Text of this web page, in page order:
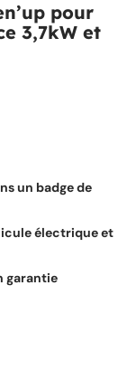
pour
3,7kW et
un badge de
électrique et
garantie